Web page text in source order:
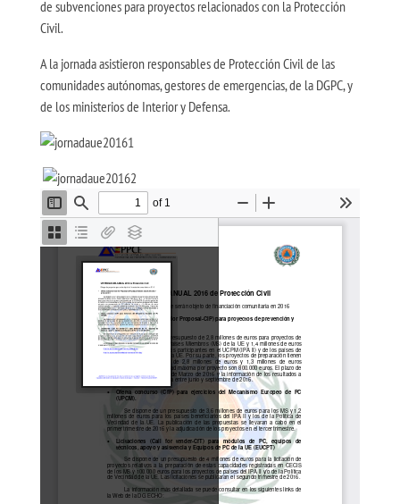
de subvenciones para proyectos relacionados con la Protección
Civil.
A la jornada asistieron responsables de Protección Civil de las
comunidades autónomas, gestores de emergencias, de la DGPC, y
de los ministerios de Interior y Defensa.